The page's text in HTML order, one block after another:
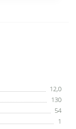
12,0
130
54
1